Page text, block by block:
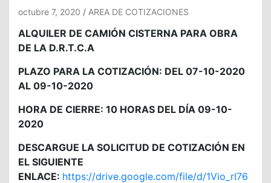
octubre 7, 2020 AREA DE COTIZACIONES
ALQUILER DE CAMIÓN CISTERNA PARA OBRA
DE LA D.R.T.C.A
PLAZO PARA LA COTIZACIÓN: DEL 07-10-2020
AL 09-10-2020
HORA DE CIERRE: 10 HORAS DEL DÍA 09-10-
2020
DESCARGUE LA SOLICITUD DE COTIZACIÓN EN
EL SIGUIENTE
ENLACE: https://drive.google.com/file/d/1Vio_rI76